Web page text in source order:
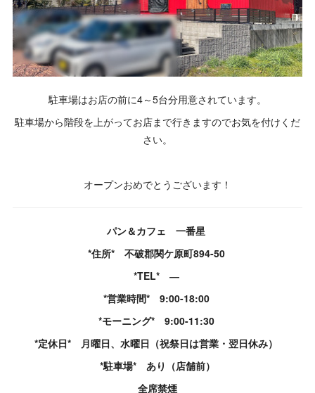
駐車場はお店の前に4～5台分用意されています。
駐車場から階段を上がってお店まで行きますのでお気を付けくだ
さい。
オープンおめでとうございます！
パン＆カフェ 一番星
*住所* 不破郡関ケ原町894-50
*TEL* ―
*営業時間* 9:00-18:00
*モーニング* 9:00-11:30
*定休日* 月曜日、水曜日（祝祭日は営業・翌日休み）
*駐車場* あり（店舗前）
全席禁煙